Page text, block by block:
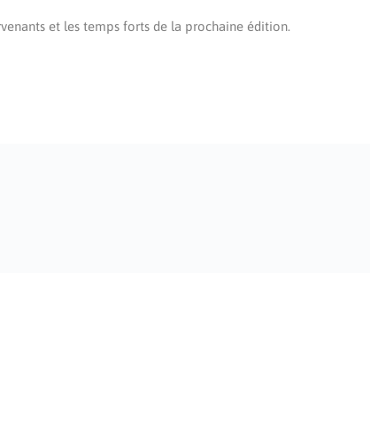
et les temps forts de la prochaine édition.